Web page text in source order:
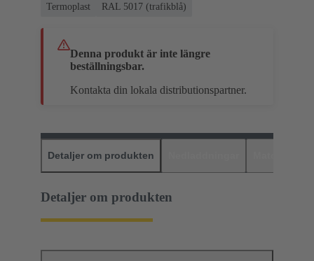
Termoplast
RAL 5017 (trafikblå)
Denna produkt är inte längre
beställningsbar.
Kontakta din lokala distributionspartner.
Detaljer om produkten
Detaljer om produkten